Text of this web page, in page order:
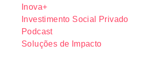
Inova+
Investimento Social Privado
Podcast
Soluções de Impacto